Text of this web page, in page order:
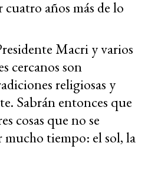
cuatro años más de lo
Macri y varios
cercanos son
religiosas y
Sabrán entonces que
cosas que no se
tiempo: el sol, la